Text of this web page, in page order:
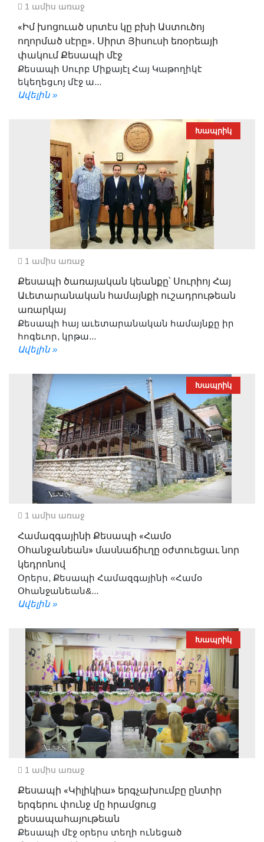
1 ամիս առաջ
«Իմ խոցուած սրտէս կը բխի Աստուծոյ
ողորմած սէրը»․ Սիրտ Յիսուսի եռօրեայի
փակում Քեսապի մէջ
Քեսապի Սուրբ Միքայէլ Հայ Կաթողիկէ
եկեղեցւոյ մէջ ա...
Ավելին »
Խապրիկ
1 ամիս առաջ
Քեսապի ծառայական կեանքը՝ Սուրիոյ Հայ
Աւետարանական համայնքի ուշադրութեան
առարկայ
Քեսապի հայ աւետարանական համայնքը իր
հոգեւոր, կրթա...
Ավելին »
Խապրիկ
1 ամիս առաջ
Համազգայինի Քեսապի «Համօ
Օհանջանեան» մասնաճիւղը օժտուեցաւ նոր
կեդրոնով
Օրերս, Քեսապի Համազգայինի «Համօ
Օհանջանեան&...
Ավելին »
Խապրիկ
1 ամիս առաջ
Քեսապի «Կիլիկիա» երգչախումբը ընտիր
երգերու փունջ մը հրամցուց
քեսապահայութեան
Քեսապի մէջ օրերս տեղի ունեցած